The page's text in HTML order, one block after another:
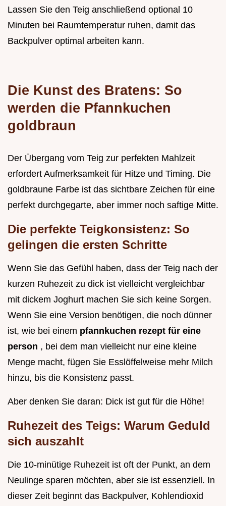
Lassen Sie den Teig anschließend optional 10
Minuten bei Raumtemperatur ruhen, damit das
Backpulver optimal arbeiten kann.
Die Kunst des Bratens: So
werden die Pfannkuchen
goldbraun
Der Übergang vom Teig zur perfekten Mahlzeit
erfordert Aufmerksamkeit für Hitze und Timing. Die
goldbraune Farbe ist das sichtbare Zeichen für eine
perfekt durchgegarte, aber immer noch saftige Mitte.
Die perfekte Teigkonsistenz: So
gelingen die ersten Schritte
Wenn Sie das Gefühl haben, dass der Teig nach der
kurzen Ruhezeit zu dick ist vielleicht vergleichbar
mit dickem Joghurt machen Sie sich keine Sorgen.
Wenn Sie eine Version benötigen, die noch dünner
ist, wie bei einem pfannkuchen rezept für eine
person , bei dem man vielleicht nur eine kleine
Menge macht, fügen Sie Esslöffelweise mehr Milch
hinzu, bis die Konsistenz passt.
Aber denken Sie daran: Dick ist gut für die Höhe!
Ruhezeit des Teigs: Warum Geduld
sich auszahlt
Die 10-minütige Ruhezeit ist oft der Punkt, an dem
Neulinge sparen möchten, aber sie ist essenziell. In
dieser Zeit beginnt das Backpulver, Kohlendioxid